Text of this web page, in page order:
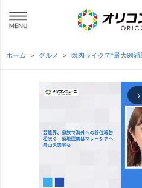
ホーム グルメ 焼肉ライクで“最大9時
arrow_forward_ios